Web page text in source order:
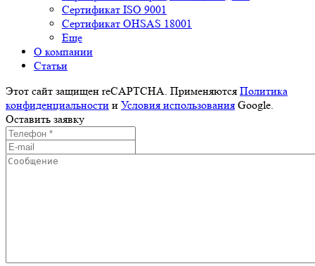
Сертификат ISO 9001
Сертификат OHSAS 18001
Еще
О компании
Cтатьи
Этот сайт защищен reCAPTCHA. Применяются Политика
конфиденциальности и Условия использования Google.
Оставить заявку